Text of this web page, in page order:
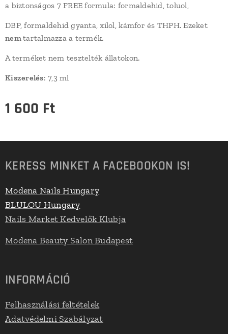
a biztonságos 7 FREE formula: formaldehid, toluol,
DBP, formaldehid gyanta, xilol, kámfor és THPH. Ezeket
nemtartalmazza a termék.
A terméket nem tesztelték állatokon.
Kiszerelés: 7,3 ml
1 600 Ft
KERESS MINKET A FACEBOOKON IS!
Modena Nails Hungary
BLULOU Hungary
Nails Market Kedvelők Klubja
Modena Beauty Salon Budapest
INFORMÁCIÓ
Felhasználási feltételek
Adatvédelmi Szabályzat